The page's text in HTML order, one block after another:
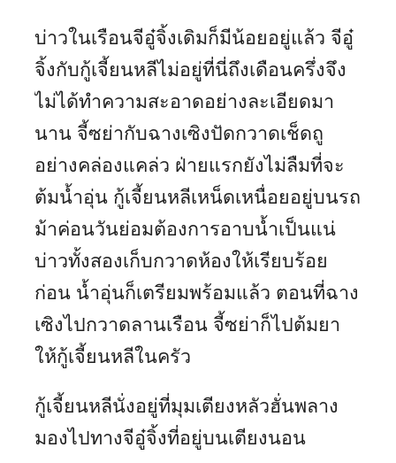
บ่าวในเรือนจีอู๋จิ้งเดิมก็มีน้อยอยู่แล้ว จีอู๋
จิ้งกับกู้เจี้ยนหลีไม่อยู่ที่นี่ถึงเดือนครึ่งจึง
ไม่ได้ทำความสะอาดอย่างละเอียดมา
นาน จี้ซย่ากับฉางเซิงปัดกวาดเช็ดถู
อย่างคล่องแคล่ว ฝ่ายแรกยังไม่ลืมที่จะ
ต้มน้ำอุ่น กู้เจี้ยนหลีเหน็ดเหนื่อยอยู่บนรถ
ม้าค่อนวันย่อมต้องการอาบน้ำเป็นแน่
บ่าวทั้งสองเก็บกวาดห้องให้เรียบร้อย
ก่อน น้ำอุ่นก็เตรียมพร้อมแล้ว ตอนที่ฉาง
เซิงไปกวาดลานเรือน จี้ซย่าก็ไปต้มยา
ให้กู้เจี้ยนหลีในครัว
กู้เจี้ยนหลีนั่งอยู่ที่มุมเตียงหลัวฮั่นพลาง
มองไปทางจีอู๋จิ้งที่อยู่บนเตียงนอน